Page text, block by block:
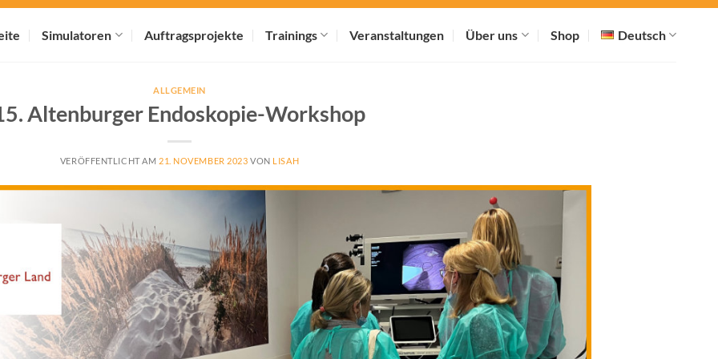
Simulatoren Auftragsprojekte Trainings Veranstaltungen Über uns Shop Deutsch
ALLGEMEIN
Altenburger Endoskopie-Workshop
VERÖFFENTLICHT AM 21. NOVEMBER 2023 VON LISAH